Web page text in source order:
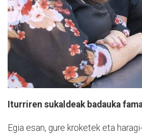
Iturriren sukaldeak badauka
Egia esan, gure kroketek eta